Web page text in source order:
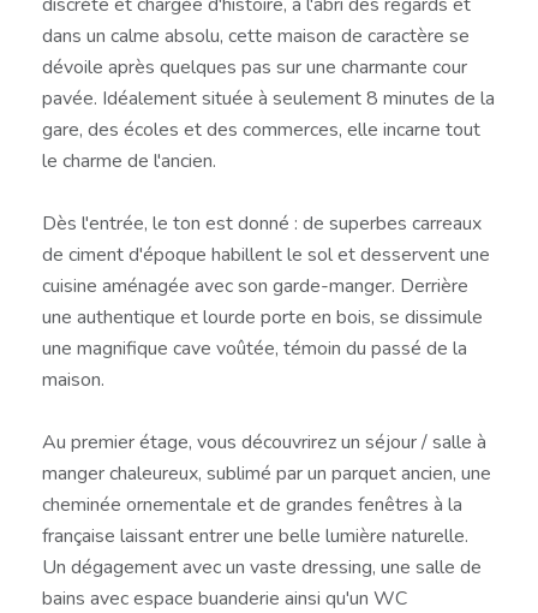
dans un calme absolu, cette maison de caractère se
dévoile après quelques pas sur une charmante cour
pavée. Idéalement située à seulement 8 minutes de la
gare, des écoles et des commerces, elle incarne tout
le charme de l'ancien.
Dès l'entrée, le ton est donné : de superbes carreaux
de ciment d'époque habillent le sol et desservent une
cuisine aménagée avec son garde-manger. Derrière
une authentique et lourde porte en bois, se dissimule
une magnifique cave voûtée, témoin du passé de la
maison.
Au premier étage, vous découvrirez un séjour / salle à
manger chaleureux, sublimé par un parquet ancien, une
cheminée ornementale et de grandes fenêtres à la
française laissant entrer une belle lumière naturelle.
Un dégagement avec un vaste dressing, une salle de
bains avec espace buanderie ainsi qu'un WC